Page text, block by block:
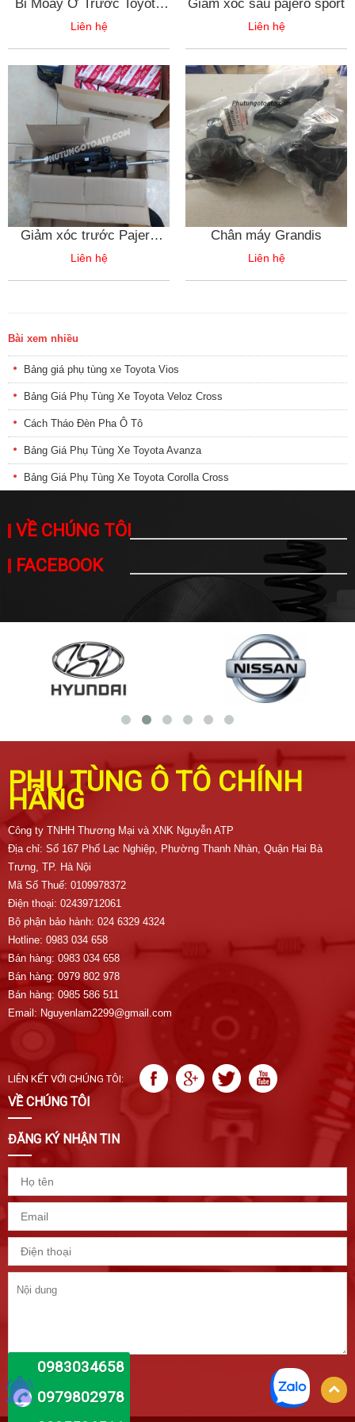
Bi Moay Ơ Trước Toyota
Corolla Cross
Liên hệ
Giảm xóc sau pajero sport
Liên hệ
Giảm xóc trước Pajero
Sport
Liên hệ
Chân máy Grandis
Liên hệ
Bài xem nhiều
Bảng giá phụ tùng xe Toyota Vios
Bảng Giá Phụ Tùng Xe Toyota Veloz Cross
Cách Tháo Đèn Pha Ô Tô
Bảng Giá Phụ Tùng Xe Toyota Avanza
Bảng Giá Phụ Tùng Xe Toyota Corolla Cross
VỀ CHÚNG TÔI
FACEBOOK
PHỤ TÙNG Ô TÔ CHÍNH
HÃNG
Công ty TNHH Thương Mại và XNK Nguyễn ATP
Địa chỉ: Số 167 Phố Lạc Nghiệp, Phường Thanh Nhàn, Quận Hai Bà
Trưng, TP. Hà Nội
Mã Số Thuế: 0109978372
Điện thoại: 02439712061
Bộ phận bảo hành: 024 6329 4324
Hotline: 0983 034 658
Bán hàng: 0983 034 658
Bán hàng: 0979 802 978
Bán hàng: 0985 586 511
Email: Nguyenlam2299@gmail.com
LIÊN KẾT VỚI CHÚNG TÔI:
VỀ CHÚNG TÔI
ĐĂNG KÝ NHẬN TIN
GỬI
0983034658
0979802978